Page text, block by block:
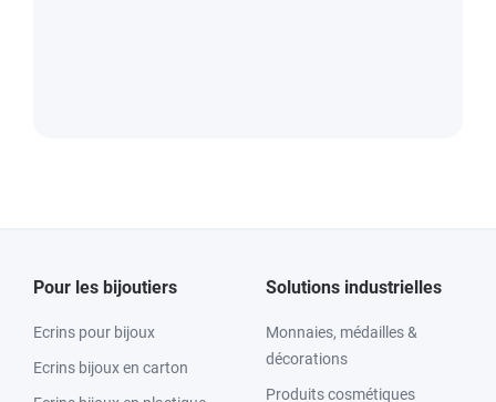
Pour les bijoutiers
Ecrins pour bijoux
Ecrins bijoux en carton
Solutions industrielles
Monnaies, médailles &
décorations
Produits cosmétiques